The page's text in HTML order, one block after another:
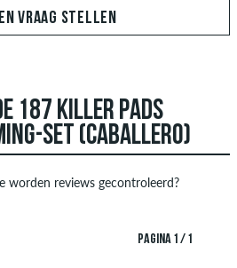
VRAAG STELLEN
187 KILLER PADS
SET (CABALLERO)
worden reviews gecontroleerd?
klant account kunnen
gepubliceerd na onze controle.
PAGINA 1 / 1